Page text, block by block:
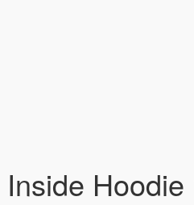
Hoodie